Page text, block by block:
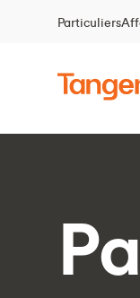
Particuliers